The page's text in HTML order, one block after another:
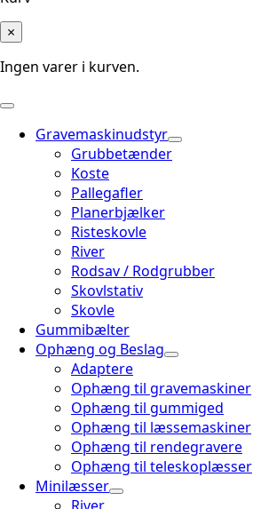
×
Ingen varer i kurven.
Gravemaskinudstyr
Grubbetænder
Koste
Pallegafler
Planerbjælker
Risteskovle
River
Rodsav / Rodgrubber
Skovlstativ
Skovle
Gummibælter
Ophæng og Beslag
Adaptere
Ophæng til gravemaskiner
Ophæng til gummiged
Ophæng til læssemaskiner
Ophæng til rendegravere
Ophæng til teleskoplæsser
Minilæsser